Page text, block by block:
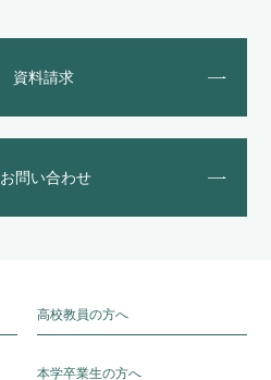
資料請求
お問い合わせ
高校教員の方へ
本学卒業生の方へ